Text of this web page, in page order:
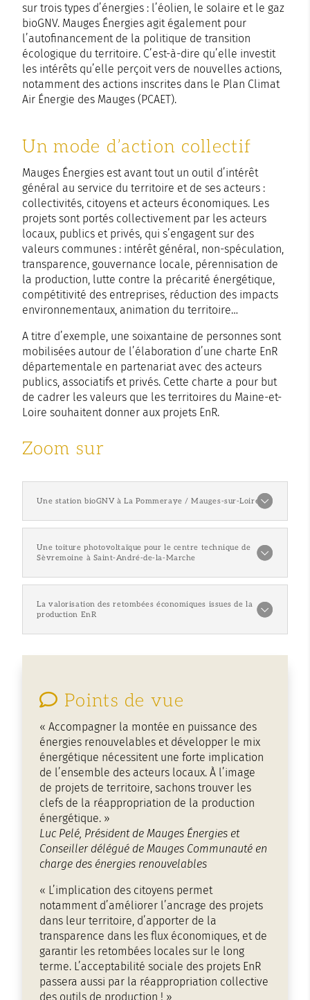
sur trois types d’énergies : l’éolien, le solaire et le gaz
bioGNV. Mauges Énergies agit également pour
l’autofinancement de la politique de transition
écologique du territoire. C’est-à-dire qu’elle investit
les intérêts qu’elle perçoit vers de nouvelles actions,
notamment des actions inscrites dans le Plan Climat
Air Énergie des Mauges (PCAET).
Un mode d’action collectif
Mauges Énergies est avant tout un outil d’intérêt
général au service du territoire et de ses acteurs :
collectivités, citoyens et acteurs économiques. Les
projets sont portés collectivement par les acteurs
locaux, publics et privés, qui s’engagent sur des
valeurs communes : intérêt général, non-spéculation,
transparence, gouvernance locale, pérennisation de
la production, lutte contre la précarité énergétique,
compétitivité des entreprises, réduction des impacts
environnementaux, animation du territoire…
A titre d’exemple, une soixantaine de personnes sont
mobilisées autour de l’élaboration d’une charte EnR
départementale en partenariat avec des acteurs
publics, associatifs et privés. Cette charte a pour but
de cadrer les valeurs que les territoires du Maine-et-
Loire souhaitent donner aux projets EnR.
Zoom sur
Une station bioGNV à La Pommeraye / Mauges-sur-Loire
Une toiture photovoltaïque pour le centre technique de
Sèvremoine à Saint-André-de-la-Marche
La valorisation des retombées économiques issues de la
production EnR
Points de vue
« Accompagner la montée en puissance des
énergies renouvelables et développer le mix
énergétique nécessitent une forte implication
de l’ensemble des acteurs locaux. À l’image
de projets de territoire, sachons trouver les
clefs de la réappropriation de la production
énergétique. »
Luc Pelé, Président de Mauges Énergies et
Conseiller délégué de Mauges Communauté en
charge des énergies renouvelables
« L’implication des citoyens permet
notamment d’améliorer l’ancrage des projets
dans leur territoire, d’apporter de la
transparence dans les flux économiques, et de
garantir les retombées locales sur le long
terme. L’acceptabilité sociale des projets EnR
passera aussi par la réappropriation collective
des outils de production ! »